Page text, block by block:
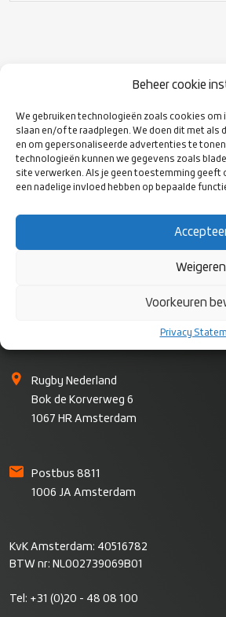
Beheer cookie
We gebruiken technologieën zoals cookies
slaan en/of te raadplegen. We doen dit met als
en om gepersonaliseerde advertenties te
technologieën kunnen we gegevens zoals
site verwerken. Als je geen toestemming
een nadelige invloed hebben op bepaalde
Weigeren
Voorkeuren
Privacy
OP SOCIAL
MEDIA
Rugby Nederland
Bok de Korverweg 6
1067 HR Amsterdam
Postbus 8811
1006 JA Amsterdam
KvK Amsterdam: 40516782
BTW nr: NL002739069B01
Tel: +31 (0)20 - 48 08 100